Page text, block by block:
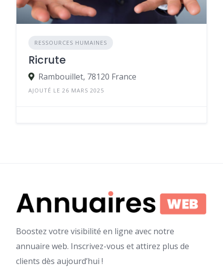
RESSOURCES HUMAINES
Ricrute
Rambouillet, 78120 France
AJOUTÉ LE 26 MARS 2025
Boostez votre visibilité en ligne avec notre
annuaire web. Inscrivez-vous et attirez plus de
clients dès aujourd’hui !